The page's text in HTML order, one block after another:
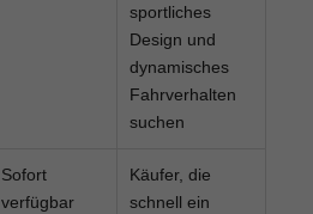
sportliches
Design und
dynamisches
Fahrverhalten
suchen
Sofort
verfügbar
Käufer, die
schnell ein